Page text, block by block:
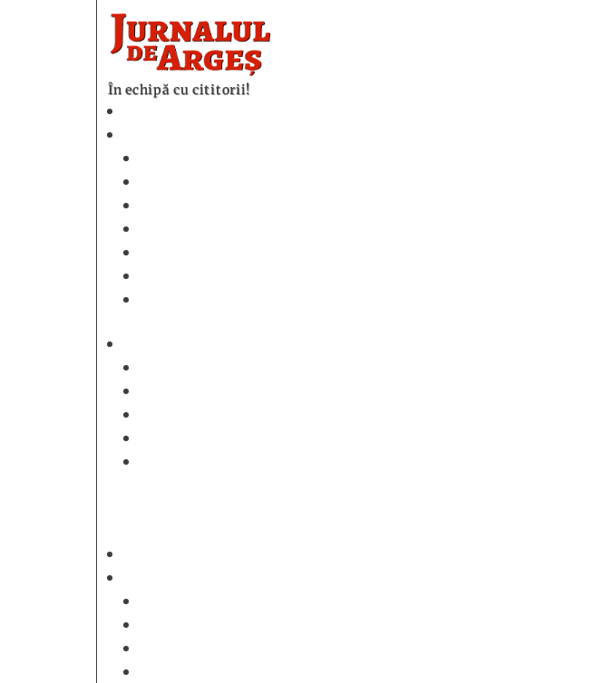
În echipă cu cititorii!